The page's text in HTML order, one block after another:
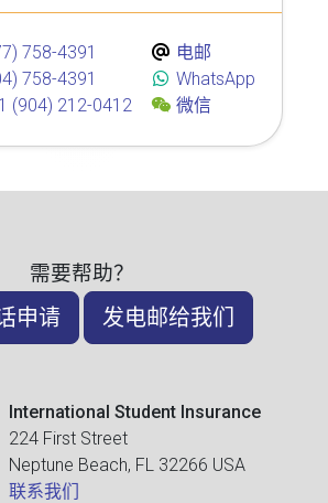
758-4391
758-4391
(904) 212-0412
电邮
WhatsApp
微信
需要帮助？
申请 发电邮给我们
International Student Insurance
224 First Street
Neptune Beach, FL 32266 USA
联系我们